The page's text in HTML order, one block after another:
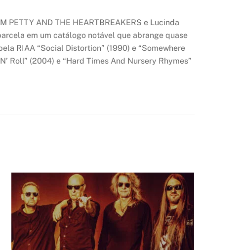
AND THE HEARTBREAKERS e Lucinda
em um catálogo notável que abrange quase
RIAA “Social Distortion” (1990) e “Somewhere
Roll” (2004) e “Hard Times And Nursery Rhymes”